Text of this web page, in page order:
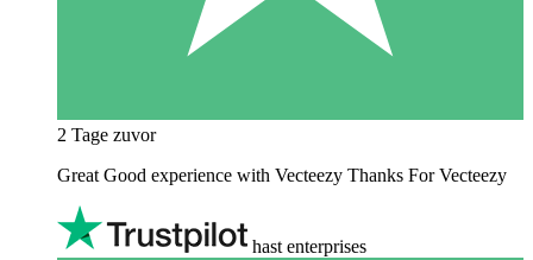
2 Tage zuvor
Great Good experience with Vecteezy Thanks For Vecteezy
hast enterprises